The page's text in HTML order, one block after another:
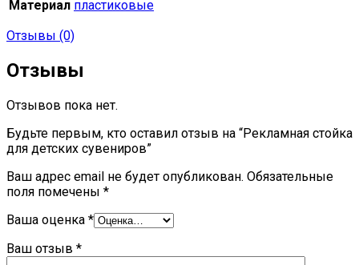
Материал пластиковые
Отзывы (0)
Отзывы
Отзывов пока нет.
Будьте первым, кто оставил отзыв на “Рекламная стойка
для детских сувениров”
Ваш адрес email не будет опубликован. Обязательные
поля помечены *
Ваша оценка *
Ваш отзыв *